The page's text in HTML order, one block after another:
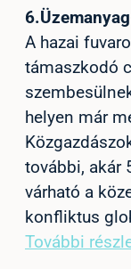
6.
A hazai
támaszkodó
helyen már
további, akár
várható a
konfliktus
További